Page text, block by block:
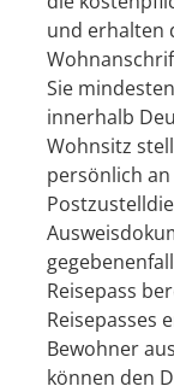
und erhalten
Sie
innerhalb
Wohnsitz
persönlich
Reisepass
Reisepasses
Bewohner
können den